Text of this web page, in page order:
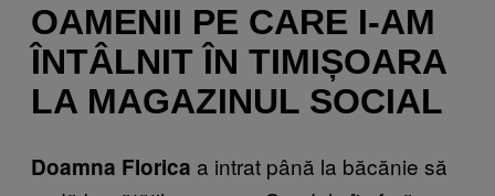
OAMENII PE CARE I-AM
ÎNTÂLNIT ÎN TIMIȘOARA
LA MAGAZINUL SOCIAL
Doamna Florica a intrat până la băcănie să